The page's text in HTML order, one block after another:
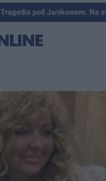
Tragedia pod Janikowem. Na